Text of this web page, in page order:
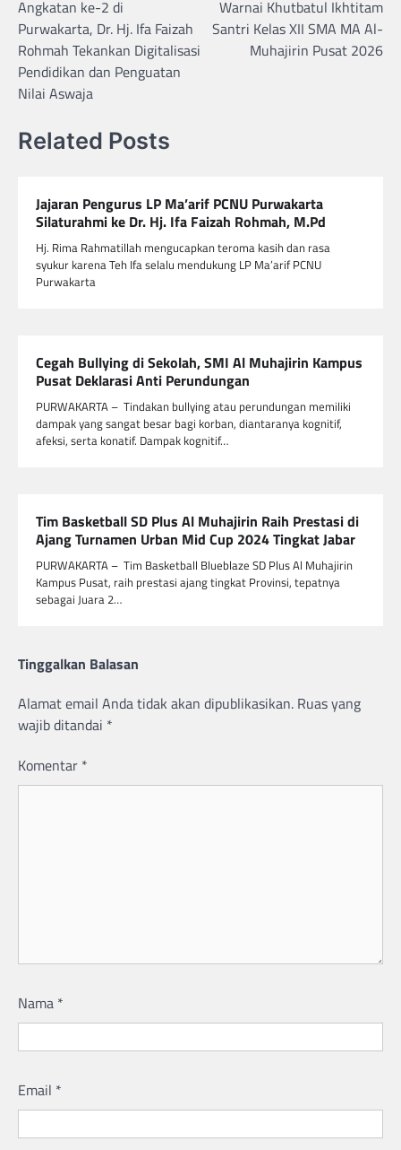
Angkatan ke-2 di
Purwakarta, Dr. Hj. Ifa Faizah
Rohmah Tekankan Digitalisasi
Pendidikan dan Penguatan
Nilai Aswaja
Warnai Khutbatul Ikhtitam
Santri Kelas XII SMA MA Al-
Muhajirin Pusat 2026
Related Posts
Jajaran Pengurus LP Ma’arif PCNU Purwakarta
Silaturahmi ke Dr. Hj. Ifa Faizah Rohmah, M.Pd
Hj. Rima Rahmatillah mengucapkan teroma kasih dan rasa
syukur karena Teh Ifa selalu mendukung LP Ma’arif PCNU
Purwakarta
Cegah Bullying di Sekolah, SMI Al Muhajirin Kampus
Pusat Deklarasi Anti Perundungan
PURWAKARTA – Tindakan bullying atau perundungan memiliki
dampak yang sangat besar bagi korban, diantaranya kognitif,
afeksi, serta konatif. Dampak kognitif…
Tim Basketball SD Plus Al Muhajirin Raih Prestasi di
Ajang Turnamen Urban Mid Cup 2024 Tingkat Jabar
PURWAKARTA – Tim Basketball Blueblaze SD Plus Al Muhajirin
Kampus Pusat, raih prestasi ajang tingkat Provinsi, tepatnya
sebagai Juara 2…
Tinggalkan Balasan
Alamat email Anda tidak akan dipublikasikan. Ruas yang
wajib ditandai *
Komentar *
Nama *
Email *